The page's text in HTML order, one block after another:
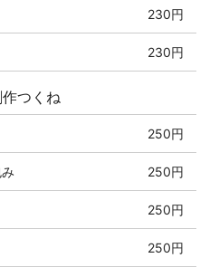
230円
230円
つくね
250円
250円
250円
250円